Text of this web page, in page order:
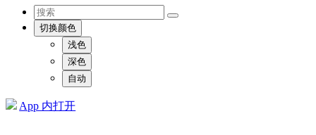
切换颜色
浅色
深色
自动
App 内打开